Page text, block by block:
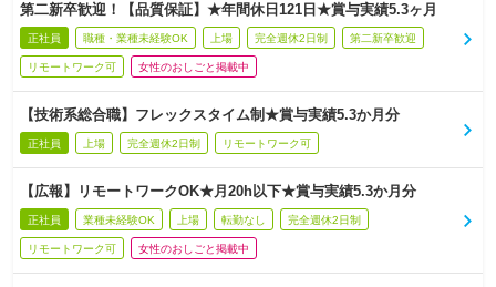
第二新卒歓迎！【品質保証】★年間休日121日★賞与実績5.3ヶ月
正社員 職種・業種未経験OK 上場 完全週休2日制 第二新卒歓迎
リモートワーク可 女性のおしごと掲載中
【技術系総合職】フレックスタイム制★賞与実績5.3か月分
正社員 上場 完全週休2日制 リモートワーク可
【広報】リモートワークOK★月20h以下★賞与実績5.3か月分
正社員 業種未経験OK 上場 転勤なし 完全週休2日制
リモートワーク可 女性のおしごと掲載中